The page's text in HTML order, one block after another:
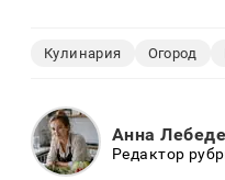
Кулинария Огород
Анна
Редактор